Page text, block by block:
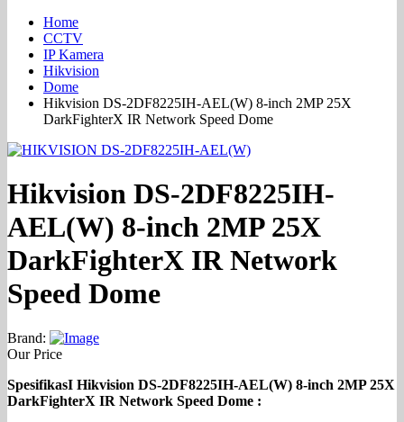
Home
CCTV
IP Kamera
Hikvision
Dome
Hikvision DS-2DF8225IH-AEL(W) 8-inch 2MP 25X
DarkFighterX IR Network Speed Dome
Hikvision DS-2DF8225IH-
AEL(W) 8-inch 2MP 25X
DarkFighterX IR Network
Speed Dome
Brand:
Our Price
SpesifikasI Hikvision DS-2DF8225IH-AEL(W) 8-inch 2MP 25X
DarkFighterX IR Network Speed Dome :